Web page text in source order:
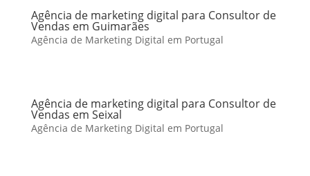
Agência de marketing digital para Consultor de
Vendas em Guimarães
Agência de Marketing Digital em Portugal
Agência de marketing digital para Consultor de
Vendas em Seixal
Agência de Marketing Digital em Portugal